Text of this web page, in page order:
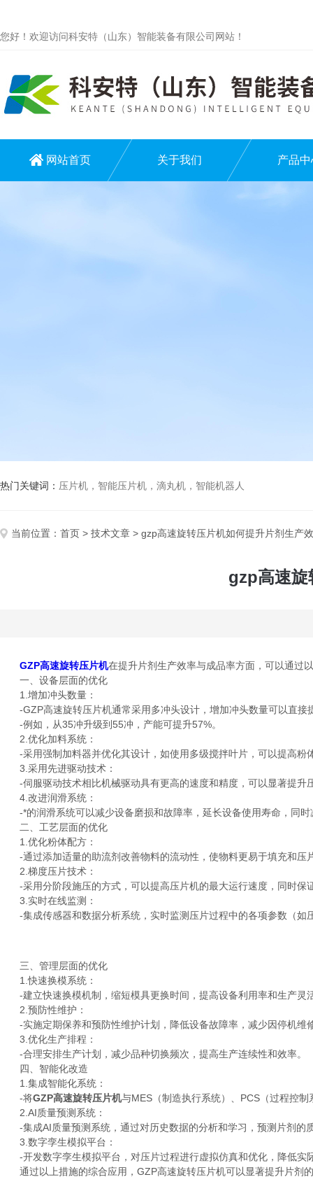
您好！欢迎访问科安特（山东）智能装备有限公司网站！
网站首页 关于我们 产品中
热门关键词： 压片机，智能压片机，滴丸机，智能机器人
当前位置： 首页 > 技术文章 > gzp高速旋转压片机如何提升片剂生产
gzp高速旋
GZP高速旋转压片机在提升片剂生产效率与成品率方面，可以通过
一、设备层面的优化
1.增加冲头数量：
-GZP高速旋转压片机通常采用多冲头设计，增加冲头数量可以直接
-例如，从35冲升级到55冲，产能可提升57%。
2.优化加料系统：
-采用强制加料器并优化其设计，如使用多级搅拌叶片，可以提高粉
3.采用先进驱动技术：
-伺服驱动技术相比机械驱动具有更高的速度和精度，可以显著提升
4.改进润滑系统：
-*的润滑系统可以减少设备磨损和故障率，延长设备使用寿命，同时
二、工艺层面的优化
1.优化粉体配方：
-通过添加适量的助流剂改善物料的流动性，使物料更易于填充和压
2.梯度压片技术：
-采用分阶段施压的方式，可以提高压片机的最大运行速度，同时保
3.实时在线监测：
-集成传感器和数据分析系统，实时监测压片过程中的各项参数（如
三、管理层面的优化
1.快速换模系统：
-建立快速换模机制，缩短模具更换时间，提高设备利用率和生产灵
2.预防性维护：
-实施定期保养和预防性维护计划，降低设备故障率，减少因停机维
3.优化生产排程：
-合理安排生产计划，减少品种切换频次，提高生产连续性和效率。
四、智能化改造
1.集成智能化系统：
-将GZP高速旋转压片机与MES（制造执行系统）、PCS（过程控
2.AI质量预测系统：
-集成AI质量预测系统，通过对历史数据的分析和学习，预测片剂的
3.数字孪生模拟平台：
-开发数字孪生模拟平台，对压片过程进行虚拟仿真和优化，降低实
通过以上措施的综合应用，GZP高速旋转压片机可以显著提升片剂